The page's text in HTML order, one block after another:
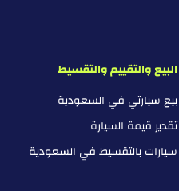
البيع والتقييم والتقسيط
بيع سيارتي في السعودية
تقدير قيمة السيارة
سيارات بالتقسيط في السعودية